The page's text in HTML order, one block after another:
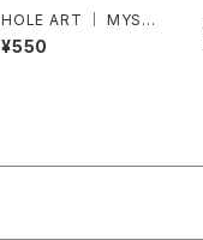
HOLE ART ｜ MYST
ERY SHELF｜ 活版印
刷
¥550